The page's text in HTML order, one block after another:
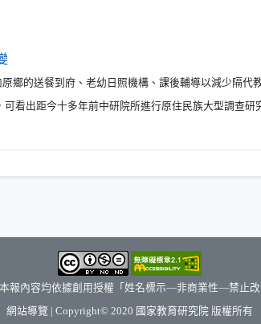
（另開新視窗）
鄉的送餐到府、老幼日照機構、課後輔導以減少隔代
可看出距今十多年前中研院所進行原住民族大型調查研
報內容均依據創用授權「姓名標示—非商業性—禁止
網站導覽 | Copyright© 2020 國家教育研究院（另開新視
版權所有